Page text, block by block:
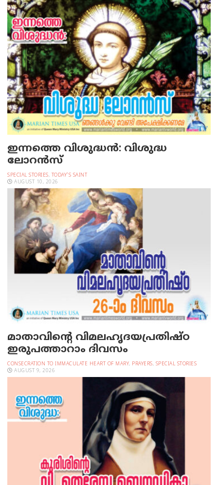
ഇന്നത്തെ വിശുദ്ധന്‍: വിശുദ്ധ
ലോറന്‍സ്‌
SPECIAL STORIES, TODAY'S SAINT
AUGUST 10, 2026
മാതാവിന്റെ വിമലഹൃദയപ്രതിഷ്ഠ
ഇരുപത്താറാം ദിവസം
CONSECRATION TO IMMACULATE HEART OF MARY, PRAYERS, SPECIAL STORIES
AUGUST 9, 2026